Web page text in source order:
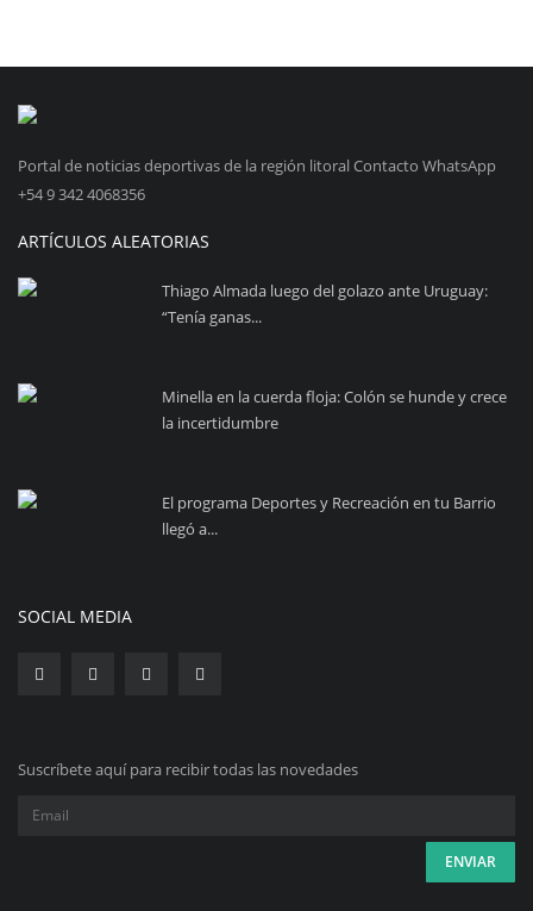
Portal de noticias deportivas de la región litoral Contacto WhatsApp
+54 9 342 4068356
ARTÍCULOS ALEATORIAS
Thiago Almada luego del golazo ante Uruguay:
“Tenía ganas...
Minella en la cuerda floja: Colón se hunde y crece
la incertidumbre
El programa Deportes y Recreación en tu Barrio
llegó a...
SOCIAL MEDIA
Suscríbete aquí para recibir todas las novedades